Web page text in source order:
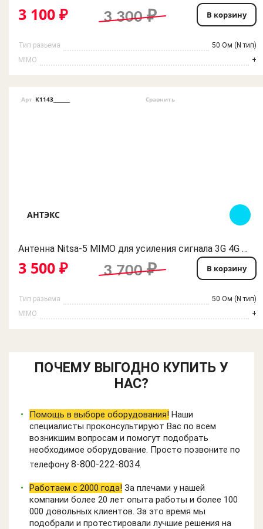
3 100 ₽ 3 300 ₽ В корзину
Тип разьема
50 Ом (N тип)
MIMO
+
Арт К1143_______ Сравнить
АНТЭКС
Антенна Nitsa-5 MIMO для усиления сигнала 3G 4G мобильного интернета
3 500 ₽ 3 700 ₽ В корзину
Тип разьема
50 Ом (N тип)
MIMO
+
ПОЧЕМУ ВЫГОДНО КУПИТЬ У
НАС?
Помощь в выборе оборудования! Наши
специалисты проконсультируют Вас по всем
возникшим вопросам и помогут подобрать
необходимое оборудование. Просто позвоните по
телефону8-800-222-8034.
Работаем с 2000 года! За плечами у нашей
компании более 20 лет опыта работы и более 100
000 довольных клиентов. За это время мы
подобрали и протестировали лучшие решения на